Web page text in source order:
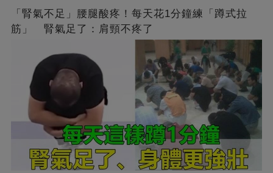
「腎氣不足」腰腿酸疼！每天花1分鐘練「蹲式拉
筋」 腎氣足了：肩頸不疼了